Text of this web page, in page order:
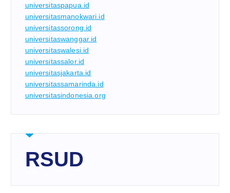
universitaspapua.id
universitasmanokwari.id
universitassorong.id
universitaswanggar.id
universitaswalesi.id
universitassalor.id
universitasjakarta.id
universitassamarinda.id
universitasindonesia.org
RSUD